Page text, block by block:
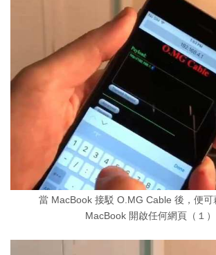
當 MacBook 接駁 O.MG Cable 後，便可
MacBook 開啟任何網頁（１）